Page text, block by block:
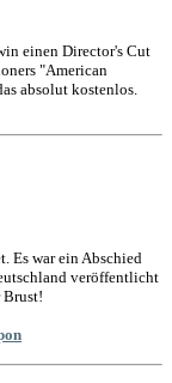
einen Director's Cut
"American
absolut kostenlos.
Es war ein Abschied
veröffentlicht
Brust!